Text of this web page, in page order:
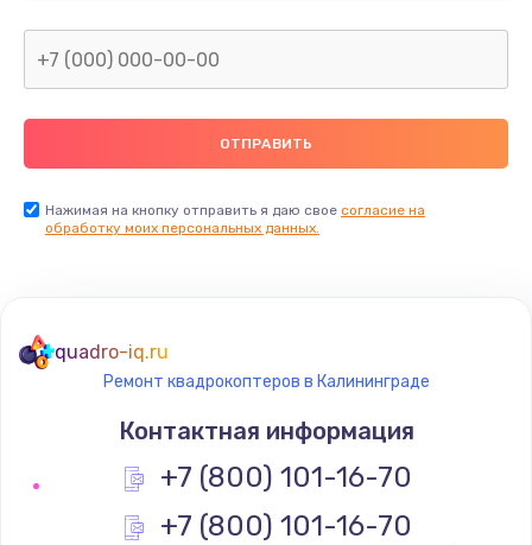
Нажимая на кнопку отправить я даю свое согласие на
обработку моих персональных данных.
quadro-iq.ru
Ремонт квадрокоптеров в Калининграде
Контактная информация
+7 (800) 101-16-70
+7 (800) 101-16-70